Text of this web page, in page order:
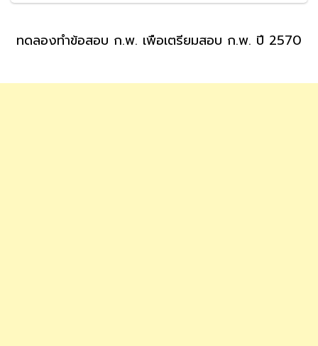
ทดลองทำข้อสอบ ก.พ. เพื่อเตรียมสอบ ก.พ. ปี 2570